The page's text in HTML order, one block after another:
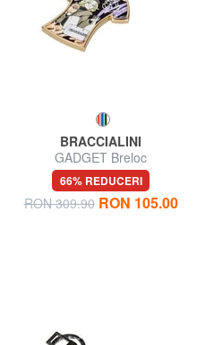
BRACCIALINI
GADGET Breloc
66% REDUCERI
RON 309.90 RON 105.00